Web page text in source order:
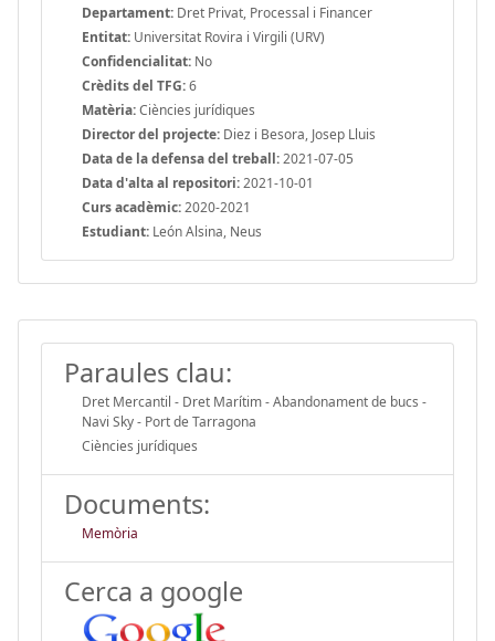
Departament: Dret Privat, Processal i Financer
Entitat: Universitat Rovira i Virgili (URV)
Confidencialitat: No
Crèdits del TFG:6
Matèria:Ciències jurídiques
Director del projecte: Diez i Besora, Josep Lluis
Data de la defensa del treball:2021-07-05
Data d'alta al repositori:2021-10-01
Curs acadèmic:2020-2021
Estudiant: León Alsina, Neus
Paraules clau:
Dret Mercantil - Dret Marítim - Abandonament de bucs -
Navi Sky - Port de Tarragona
Ciències jurídiques
Documents:
Memòria
Cerca a google